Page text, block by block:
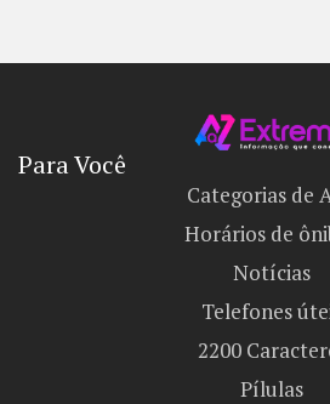
Para Você
Categorias de
Horários de
Notícias
Telefones
2200
Pílulas